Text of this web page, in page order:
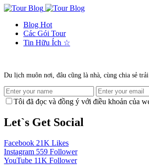
Blog Hot
Các Gói Tour
Tin Hữu Ích ☆
Du lịch muôn nơi, đâu cũng là nhà, cùng chia sẻ
Tôi đã đọc và đồng ý với điều khoản của
Let`s Get Social
Facebook 21K Likes
Instagram 559 Follower
YouTube 11K Follower